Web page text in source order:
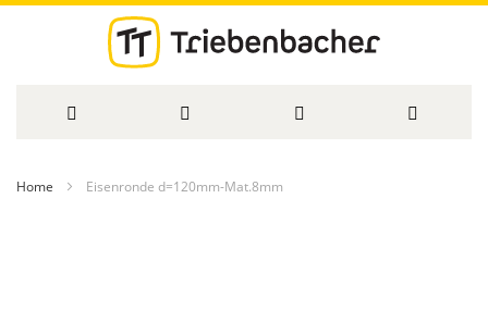
Home Eisenronde d=120mm-Mat.8mm